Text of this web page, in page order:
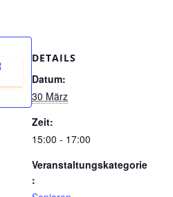
DETAILS
Datum:
30 März
Zeit:
15:00 - 17:00
Veranstaltungskategorie
: